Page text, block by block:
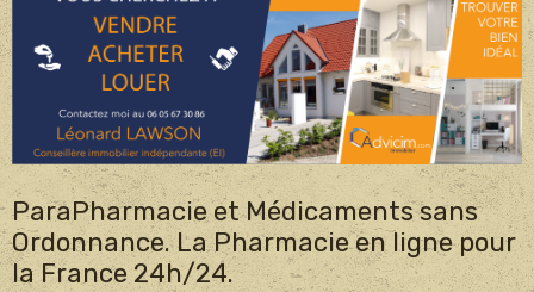
ParaPharmacie et Médicaments sans
Ordonnance. La Pharmacie en ligne pour
la France 24h/24.